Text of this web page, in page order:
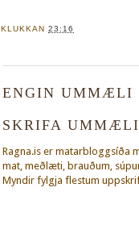
KLUKKAN 23:16
ENGIN UMMÆLI
SKRIFA UMMÆLI
Ragna.is er matarbloggsíða
mat, meðlæti, brauðum,
Myndir fylgja flestum